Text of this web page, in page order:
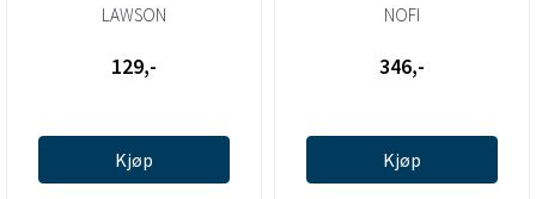
LAWSON
129,-
Kjøp
NOFI
346,-
Kjøp